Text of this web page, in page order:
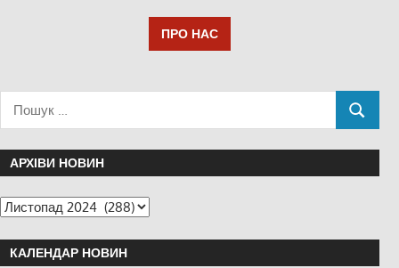
ПРО НАС
АРХІВИ НОВИН
КАЛЕНДАР НОВИН